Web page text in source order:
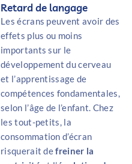
Retard de langage
Les écrans peuvent avoir des
effets plus ou moins
importants sur le
développement du cerveau
et l’apprentissage de
compétences fondamentales,
selon l’âge de l’enfant. Chez
les tout-petits, la
consommation d’écran
risquerait defreiner la